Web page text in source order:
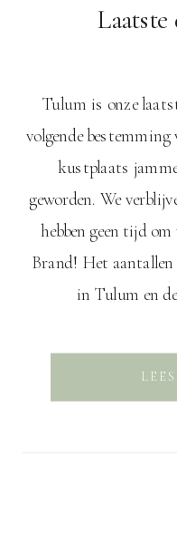
Tulum is onze
volgende bestemming
kustplaats
geworden. We
hebben geen tijd
Brand! Het aantallen
in Tulum en